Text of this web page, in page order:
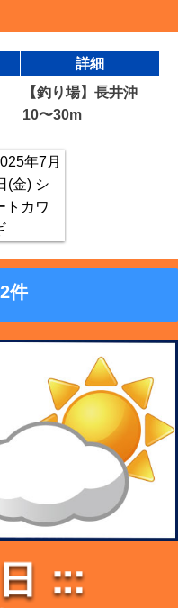
詳細
【釣り場】長井沖
10〜30m
件